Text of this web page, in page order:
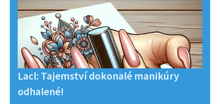
Lacl: Tajemství dokonalé manikúry
odhalené!